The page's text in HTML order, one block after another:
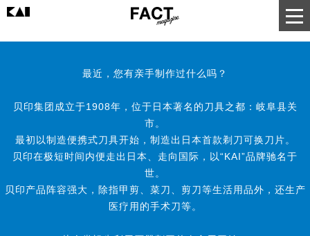
最近，您有亲手制作过什么吗？
贝印集团成立于1908年，位于日本著名的刀具之都：岐阜县关
市。
最初以制造便携式刀具开始，制造出日本首款剃刀可换刀片。
贝印在极短时间内便走出日本、走向国际，以“KAI”品牌驰名于
世。
贝印产品阵容强大，除指甲剪、菜刀、剪刀等生活用品外，还生产
医疗用的手术刀等。